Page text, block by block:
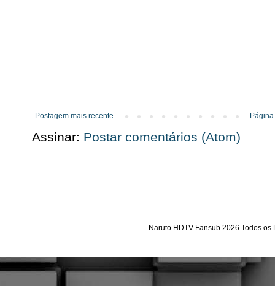
Postagem mais recente
Assinar: Postar comentários (Atom)
Naruto HDTV Fansub 2026 Todos